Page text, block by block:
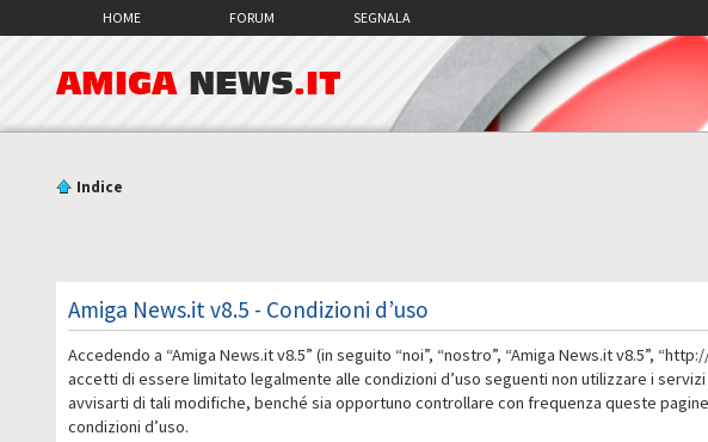
HOME FORUM SEGNALA
AMIGA NEWS.IT
Indice
Amiga News.it v8.5 - Condizioni d’uso
Accedendo a “Amiga News.it v8.5” (in seguito “noi”, “nostro”, “Amiga News.it v8.5”,
accetti di essere limitato legalmente alle condizioni d’uso seguenti non utilizzare i
avvisarti di tali modifiche, benché sia opportuno controllare con frequenza queste
condizioni d’uso.